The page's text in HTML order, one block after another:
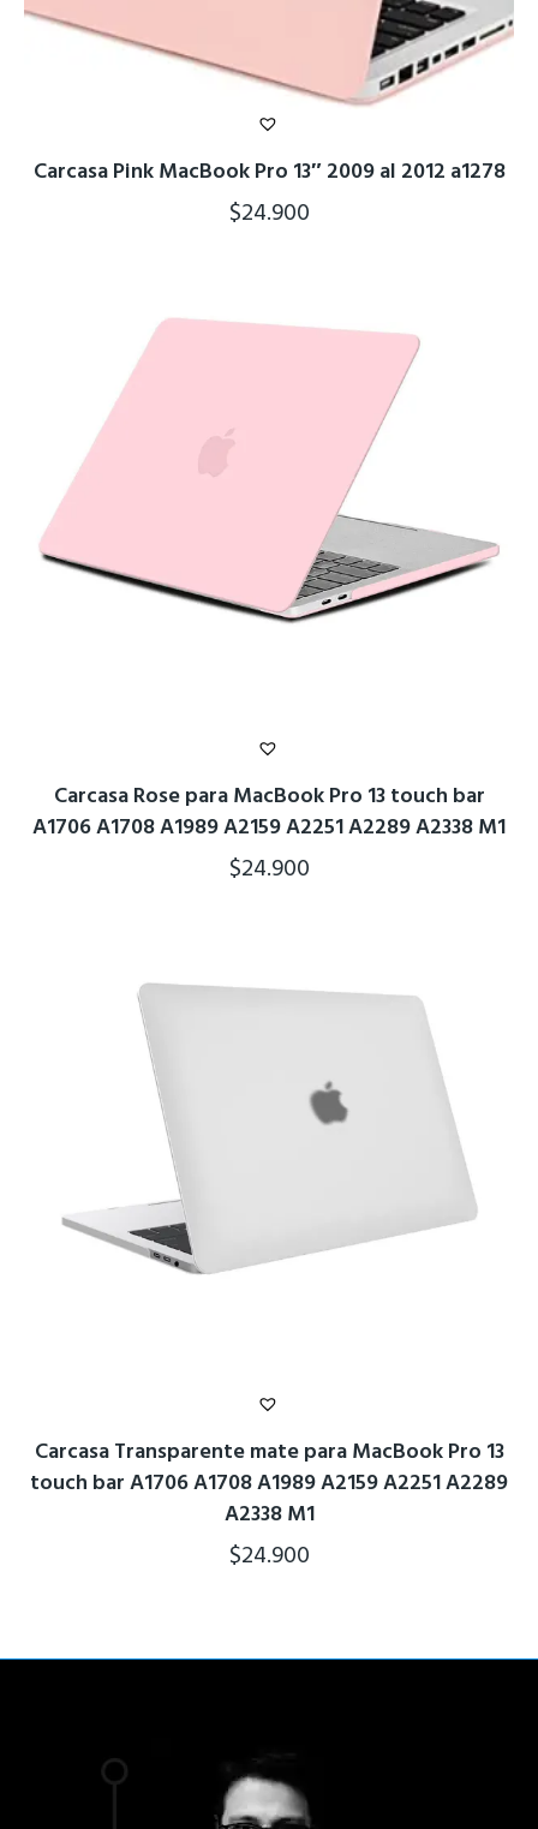
Carcasa Pink MacBook Pro 13″ 2009 al 2012 a1278
$24.900
Carcasa Rose para MacBook Pro 13 touch bar
A1706 A1708 A1989 A2159 A2251 A2289 A2338 M1
$24.900
Carcasa Transparente mate para MacBook Pro 13
touch bar A1706 A1708 A1989 A2159 A2251 A2289
A2338 M1
$24.900